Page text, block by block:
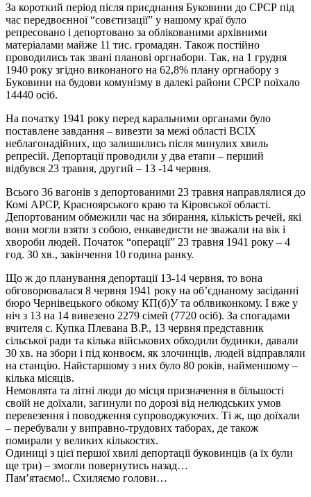
За короткий період після приєднання Буковини до СРСР під
час передвоєнної “совєтизації” у нашому краї було
репресовано і депортовано за облікованими архівними
матеріалами майже 11 тис. громадян. Також постійно
проводились так звані планові оргнабори. Так, на 1 грудня
1940 року згідно виконаного на 62,8% плану оргнабору з
Буковини на будови комунізму в далекі райони СРСР поїхало
14440 осіб.
На початку 1941 року перед каральними органами було
поставлене завдання – вивезти за межі області ВСІХ
неблагонадійних, що залишились після минулих хвиль
репресій. Депортації проводили у два етапи – перший
відбувся 23 травня, другий – 13 -14 червня.
Всього 36 вагонів з депортованими 23 травня направлялися до
Комі АРСР, Красноярського краю та Кіровської області.
Депортованим обмежили час на збирання, кількість речей, які
вони могли взяти з собою, енкаведисти не зважали на вік і
хвороби людей. Початок “операції” 23 травня 1941 року – 4
год. 30 хв., закінчення 10 година ранку.
Що ж до планування депортації 13-14 червня, то вона
обговорювалася 8 червня 1941 року на об’єднаному засіданні
бюро Чернівецького обкому КП(б)У та облвиконкому. І вже у
ніч з 13 на 14 вивезено 2279 сімей (7720 осіб). За спогадами
вчителя с. Купка Плевана В.Р., 13 червня представник
сільської ради та кілька військових обходили будинки, давали
30 хв. на збори і під конвоєм, як злочинців, людей відправляли
на станцію. Найстаршому з них було 80 років, найменшому –
кілька місяців.
Немовлята та літні люди до місця призначення в більшості
своїй не доїхали, загинули по дорозі від нелюдських умов
перевезення і поводження супроводжуючих. Ті ж, що доїхали
– перебували у виправно-трудових таборах, де також
помирали у великих кількостях.
Одиниці з цієї першої хвилі депортації буковинців (а їх були
ще три) – змогли повернутись назад…
Пам’ятаємо!.. Схиляємо голови…